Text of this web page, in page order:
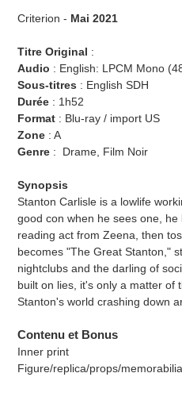
Criterion - Mai 2021
Titre Original :
Audio : English: LPCM Mono
Sous-titres : English SDH
Durée : 1h52
Format : Blu-ray / import US
Zone : A
Genre : Drame, Film Noir
Synopsis
Stanton Carlisle is a lowlife
good con when he sees one,
reading act from Zeena, then
becomes "The Great Stanton,"
nightclubs and the darling of
built on lies, it's only a matter of
Stanton's world crashing down
Contenu et Bonus
Inner print
Figure/replica/props/